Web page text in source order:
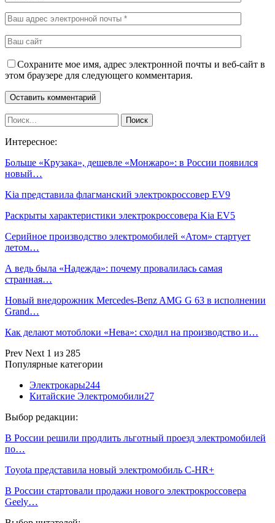
Сохраните мое имя, адрес электронной почты и веб-сайт в
этом браузере для следующего комментария.
Интересное:
Больше «Крузака», дешевле «Монжаро»: в России появился
новый…
Kia представила флагманский электрокроссовер EV9
Раскрыты характеристики электрокроссовера Kia EV5
Серийное производство электромобилей «Атом» стартует
летом…
А ведь была «Надежда»: почему провалилась самая
странная…
Новый внедорожник Mercedes-Benz AMG G 63 в исполнении
Grand…
Как делают мотоблоки «Нева»: сходил на производство и…
Prev Next 1 из 285
Популярные категории
Электрокары244
Китайские Электромобили27
Выбор редакции:
В России решили продлить льготный проезд электромобилей
по…
Toyota представила новый электромобиль C-HR+
В России стартовали продажи нового электрокроссовера
Geely…